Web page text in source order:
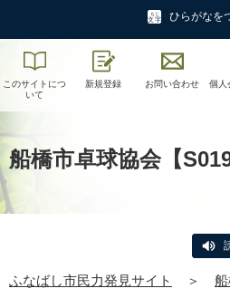
ひらがなを
このサイトにつ
いて
新規登録 お問い合わせ
個人
船橋市卓球協会【
ふなばし市民力発見サイト ＞
船